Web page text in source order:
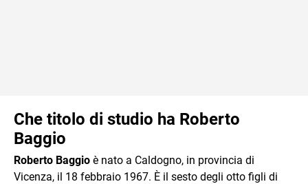
Che titolo di studio ha Roberto
Baggio
Roberto Baggio è nato a Caldogno, in provincia di
Vicenza, il 18 febbraio 1967. È il sesto degli otto figli di